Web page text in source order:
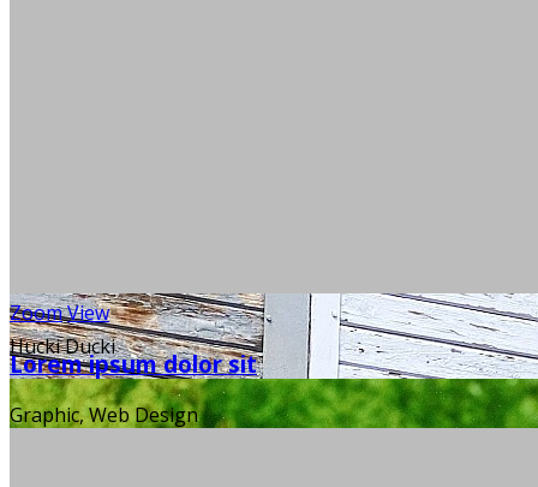
Hucki Ducki
ZoomView
Lorem ipsum dolor sit
Graphic, Web Design